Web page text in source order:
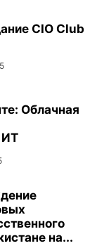
CIO Club
Облачная
ИТ
на...